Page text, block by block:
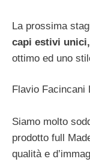
La prossima
capi estivi unici,
ottimo ed uno
Flavio Facincani
Siamo molto
prodotto full
qualità e